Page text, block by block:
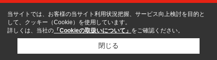
当サイトでは、お客様の当サイト利用状況把握、サービス向上検討を目的と
して、クッキー（Cookie）を使用しています。
詳しくは、当社の 「Cookieの取扱いについて」 をご確認ください。
閉じる